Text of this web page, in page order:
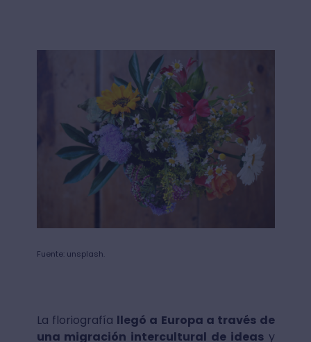
Fuente: unsplash.
La floriografía llegó a Europa a través de
una migración intercultural de ideasy